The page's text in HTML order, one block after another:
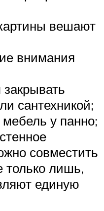
вешают
внимания
сантехникой;
у панно;
совместить
только лишь,
единую